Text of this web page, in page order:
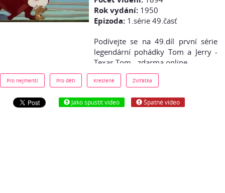
Rok vydání: 1950
Epizoda: 1.série 49.časť
Podívejte se na 49.díl první série
legendární pohádky Tom a Jerry -
Texas Tom - zdarma online.
Pro nejmenší Pro děti Kreslené Zvířátka
Jako spustit video Špatné video